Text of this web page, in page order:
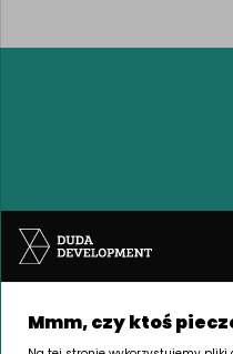
Mmm, czy ktoś
SIEDZIBA
Palacza